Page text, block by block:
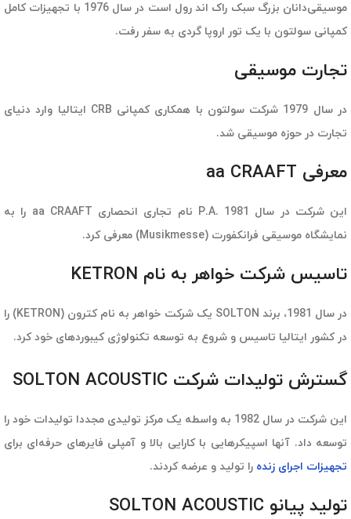
موسیقی‌دانان بزرگ سبک راک اند رول است در سال 1976 با تجهیزات کامل
کمپانی سولتون با یک تور اروپا گردی به سفر رفت.
تجارت موسیقی
در سال 1979 شرکت سولتون با همکاری کمپانی CRB ایتالیا وارد دنیای
تجارت در حوزه موسیقی شد.
معرفی aa CRAAFT
این شرکت در سال 1981 .P.A نام تجاری انحصاری aa CRAAFT را به
نمایشگاه موسیقی فرانکفورت (Musikmesse) معرفی کرد.
تاسیس شرکت خواهر به نام KETRON
در سال 1981، برند SOLTON یک شرکت خواهر به نام کترون (KETRON) را
در کشور ایتالیا تاسیس و شروع به توسعه تکنولوژی کیبوردهای خود کرد.
گسترش تولیدات شرکت SOLTON ACOUSTIC
این شرکت در سال 1982 به واسطه یک مرکز تولیدی مجددا تولیدات خود را
توسعه داد. آنها اسپیکرهایی با کارایی بالا و آمپلی فایرهای حرفه‌ای برای
تجهیزات اجرای زنده را تولید و عرضه کردند.‌
تولید پیانو SOLTON ACOUSTIC